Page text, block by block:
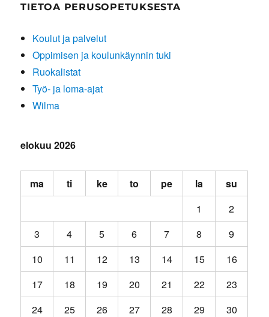
TIETOA PERUSOPETUKSESTA
Koulut ja palvelut
Oppimisen ja koulunkäynnin tuki
Ruokalistat
Työ- ja loma-ajat
Wilma
elokuu 2026
ma ti ke to pe la
su
1
2
3
4 5 6 7 8
9
10
11 12 13 14 15
16
17
18 19 20 21 22
23
24
25 26 27 28 29
30